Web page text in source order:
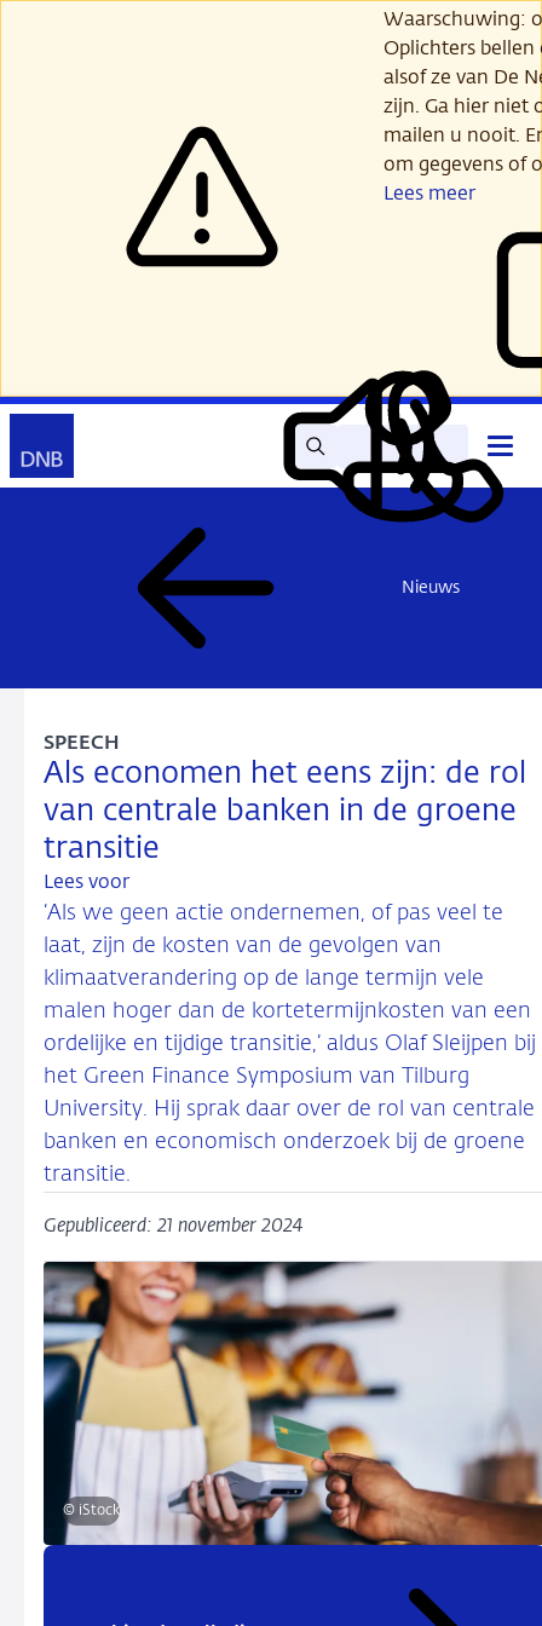
Waarschuwing:
Oplichters
alsof ze van De
zijn. Ga hier niet
mailen u nooit.
om gegevens of
Lees meer
Zoek Lees
voor
Mijn
DNB
Contact
Nieuws
Als economen het eens zijn: de rol
van centrale banken in de groene
transitie
SPEECH
Lees voor
‘Als we geen actie ondernemen, of pas veel te
laat, zijn de kosten van de gevolgen van
klimaatverandering op de lange termijn vele
malen hoger dan de kortetermijnkosten van een
ordelijke en tijdige transitie,’ aldus Olaf Sleijpen bij
het Green Finance Symposium van Tilburg
University. Hij sprak daar over de rol van centrale
banken en economisch onderzoek bij de groene
transitie.
Gepubliceerd: 21 november 2024
© iStock